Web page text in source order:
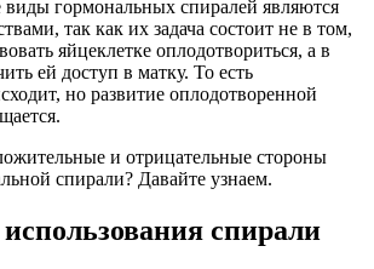
гормональных спиралей являются
так как их задача состоит не в том,
яйцеклетке оплодотвориться, а в
ей доступ в матку. То есть
но развитие оплодотворенной
и отрицательные стороны
спирали? Давайте узнаем.
спирали